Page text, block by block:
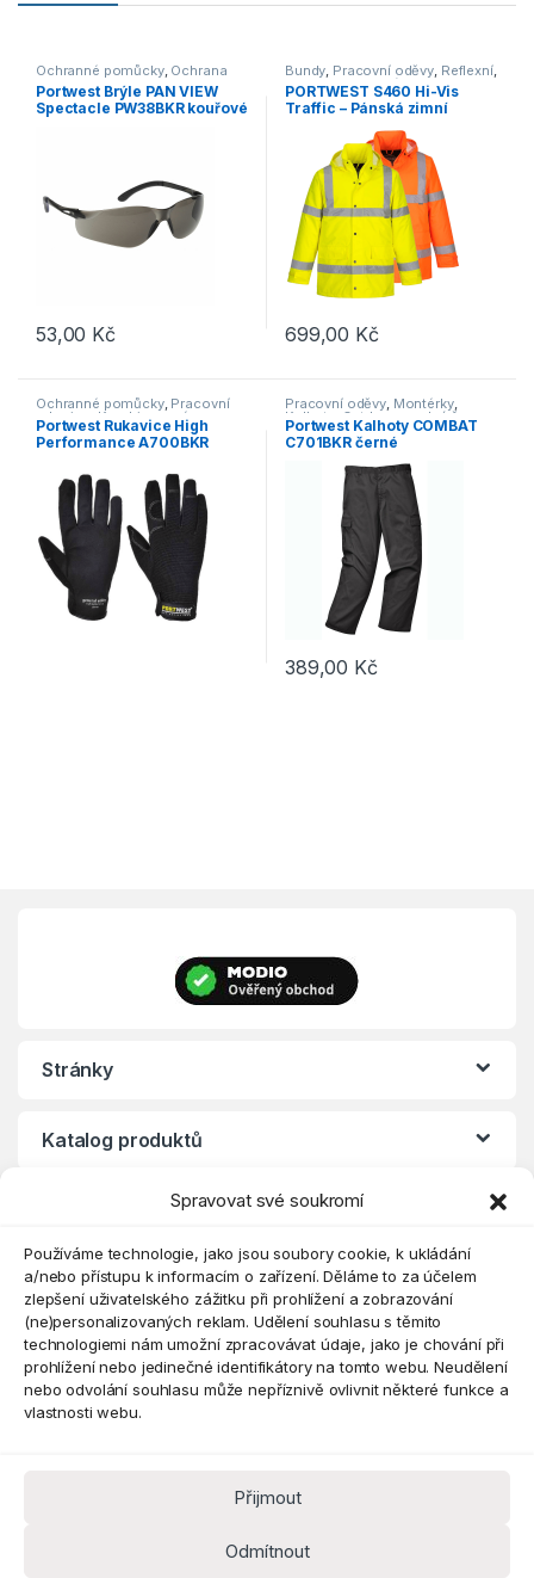
Spravovat své soukromí
Používáme technologie, jako jsou soubory cookie, k ukládání
a/nebo přístupu k informacím o zařízení. Děláme to za účelem
zlepšení uživatelského zážitku při prohlížení a zobrazování
(ne)personalizovaných reklam. Udělení souhlasu s těmito
technologiemi nám umožní zpracovávat údaje, jako je chování při
prohlížení nebo jedinečné identifikátory na tomto webu. Neudělení
nebo odvolání souhlasu může nepříznivě ovlivnit některé funkce a
vlastnosti webu.
Přijmout
Odmítnout
Ochranné pomůcky, Ochrana
zraku
Portwest Brýle PAN VIEW
Spectacle PW38BKR kouřové
53,00 Kč
Bundy Pracovní oděvy Reflexní,
Vesty a bundy, Výprodej
PORTWEST S460 Hi-Vis
Traffic – Pánská zimní
699,00 Kč
Tento produkt má více
Ochranné pomůcky, Pracovní
rukavice ,Kombinované
Portwest Rukavice High
Performance A700BKR
Pracovní oděvy, Montérky,
Kalhoty Outdoor a volný čas,
Oděvy,Kalhoty
Portwest Kalhoty COMBAT
C701BKR černé
389,00 Kč
Stránky
Katalog produktů
Máte dotaz? Kontaktujte nás
k.cz